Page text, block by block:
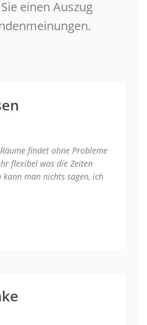
einen Auszug
findet ohne Probleme
flexibel was die Zeiten
man nichts sagen, ich